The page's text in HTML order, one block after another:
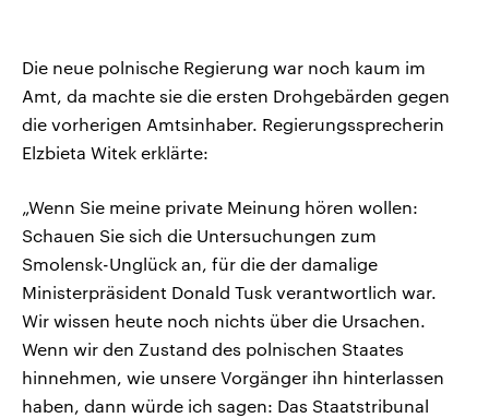
Die neue polnische Regierung war noch kaum im
Amt, da machte sie die ersten Drohgebärden gegen
die vorherigen Amtsinhaber. Regierungssprecherin
Elzbieta Witek erklärte:
„Wenn Sie meine private Meinung hören wollen:
Schauen Sie sich die Untersuchungen zum
Smolensk-Unglück an, für die der damalige
Ministerpräsident Donald Tusk verantwortlich war.
Wir wissen heute noch nichts über die Ursachen.
Wenn wir den Zustand des polnischen Staates
hinnehmen, wie unsere Vorgänger ihn hinterlassen
haben, dann würde ich sagen: Das Staatstribunal